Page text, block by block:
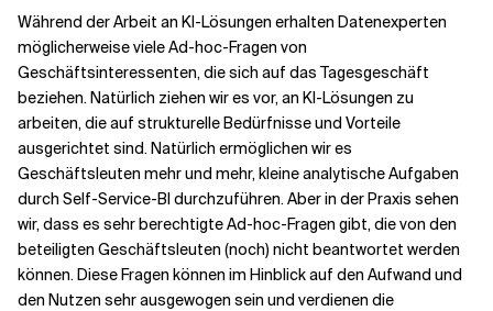
Während der Arbeit an KI-Lösungen erhalten Datenexperten
möglicherweise viele Ad-hoc-Fragen von
Geschäftsinteressenten, die sich auf das Tagesgeschäft
beziehen. Natürlich ziehen wir es vor, an KI-Lösungen zu
arbeiten, die auf strukturelle Bedürfnisse und Vorteile
ausgerichtet sind. Natürlich ermöglichen wir es
Geschäftsleuten mehr und mehr, kleine analytische Aufgaben
durch Self-Service-BI durchzuführen. Aber in der Praxis sehen
wir, dass es sehr berechtigte Ad-hoc-Fragen gibt, die von den
beteiligten Geschäftsleuten (noch) nicht beantwortet werden
können. Diese Fragen können im Hinblick auf den Aufwand und
den Nutzen sehr ausgewogen sein und verdienen die